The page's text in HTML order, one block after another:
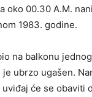
oko 00.30 A.M.
1983. godine.
na balkonu
ubrzo ugašen.
će se obaviti